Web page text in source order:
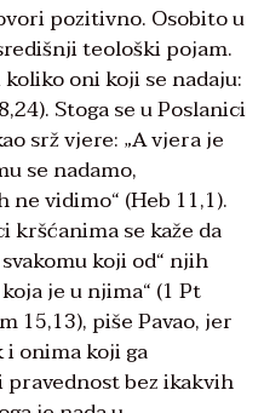
pozitivno. Osobito u
teološki pojam.
oni koji se nadaju:
Stoga se u Poslanici
srž vjere: „A vjera je
se nadamo,
vidimo“ (Heb 11,1).
se kaže da
koji od“ njih
je u njima“ (1 Pt
15,13), piše Pavao, jer
onima koji ga
bez ikakvih